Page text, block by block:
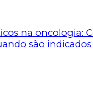
na oncologia:
são